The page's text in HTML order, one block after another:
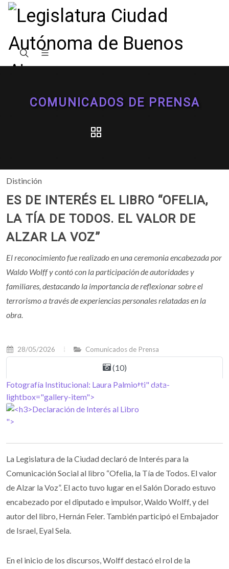
COMUNICADOS DE PRENSA
Distinción
ES DE INTERÉS EL LIBRO “OFELIA,
LA TÍA DE TODOS. EL VALOR DE
ALZAR LA VOZ”
El reconocimiento fue realizado en una ceremonia encabezada por
Waldo Wolff y contó con la participación de autoridades y
familiares, destacando la importancia de reflexionar sobre el
terrorismo a través de experiencias personales relatadas en la
obra.
28/05/2026 Comunicados de Prensa
(10)
Fotografía Institucional: Laura Palmiotti" data-
lightbox="gallery-item">
">
La Legislatura de la Ciudad declaró de Interés para la
Comunicación Social al libro “Ofelia, la Tía de Todos. El valor
de Alzar la Voz”. El acto tuvo lugar en el Salón Dorado estuvo
encabezado por el diputado e impulsor, Waldo Wolff, y del
autor del libro, Hernán Feler. También participó el Embajador
de Israel, Eyal Sela.
En el inicio de los discursos, Wolff destacó el rol de la